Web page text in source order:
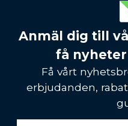
Anmäl dig till
få
Få vårt
erbjudanden,